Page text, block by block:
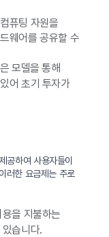
퓨팅 자원을
웨어를 공유할 수
모델을 통해
어 초기 투자가
공하여 사용자들이
러한 요금제는 주로
을 지불하는
습니다.